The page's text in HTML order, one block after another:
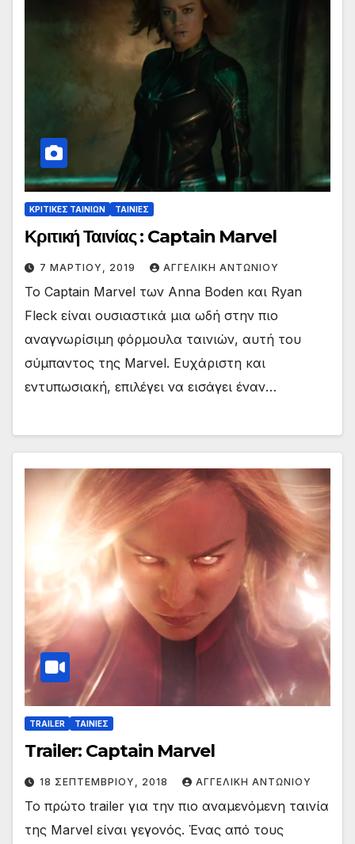
ΚΡΙΤΙΚΕΣ ΤΑΙΝΙΩΝ ΤΑΙΝΙΕΣ
Κριτική Ταινίας : Captain Marvel
7 ΜΑΡΤΊΟΥ, 2019 ΑΓΓΕΛΙΚΉ ΑΝΤΩΝΊΟΥ
Το Captain Marvel των Anna Boden και Ryan
Fleck είναι ουσιαστικά μια ωδή στην πιο
αναγνωρίσιμη φόρμουλα ταινιών, αυτή του
σύμπαντος της Marvel. Ευχάριστη και
εντυπωσιακή, επιλέγει να εισάγει έναν…
TRAILER ΤΑΙΝΙΕΣ
Trailer: Captain Marvel
18 ΣΕΠΤΕΜΒΡΊΟΥ, 2018 ΑΓΓΕΛΙΚΉ ΑΝΤΩΝΊΟΥ
Το πρώτο trailer για την πιο αναμενόμενη ταινία
της Marvel είναι γεγονός. Ένας από τους